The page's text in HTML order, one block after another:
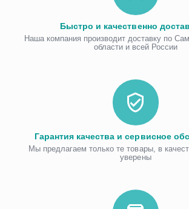
Быстро и качественно
Наша компания производит доставку по
области и всей России
Гарантия качества и сервисное
Мы предлагаем только те товары, в
уверены